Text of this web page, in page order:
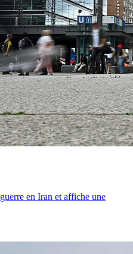
en Iran et affiche une